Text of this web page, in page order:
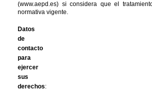
(www.aepd.es) si considera que el
normativa vigente.
Datos
de
contacto
para
ejercer
sus
derechos: